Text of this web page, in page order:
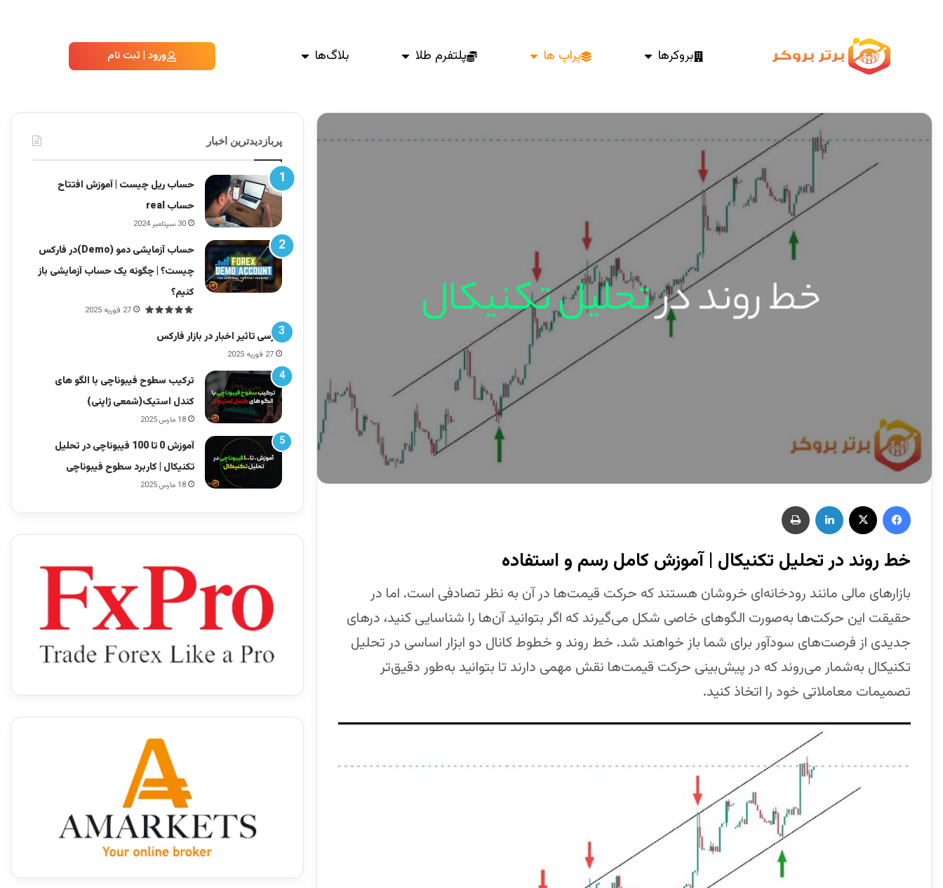
بروکرها پراپ ها پلتفرم طلا بلاگ‌ها ورود | ثبت نام
خط روند در تحلیل تکنیکال | آموزش کامل رسم و استفاده
بازارهای مالی مانند رودخانه‌ای خروشان هستند که حرکت قیمت‌ها در آن به نظر تصادفی است. اما در
حقیقت این حرکت‌ها به‌صورت الگوهای خاصی شکل می‌گیرند که اگر بتوانید آن‌ها را شناسایی کنید، درهای
جدیدی از فرصت‌های سودآور برای شما باز خواهند شد. خط روند و خطوط کانال دو ابزار اساسی در تحلیل
تکنیکال به‌شمار می‌روند که در پیش‌بینی حرکت قیمت‌ها نقش مهمی دارند تا بتوانید به‌طور دقیق‌تر
تصمیمات معاملاتی خود را اتخاذ کنید.
پربازدیدترین اخبار
حساب ریل چیست | آموزش افتتاح
حساب real
30 سپتامبر 2024
حساب آزمایشی دمو (Demo)در فارکس
چیست؟ | چگونه یک حساب آزمایشی باز
کنیم؟
27 فوریه 2025
بررسی تاثیر اخبار در بازار فارکس
27 فوریه 2025
ترکیب سطوح فیبوناچی با الگو های
کندل استیک(شمعی ژاپنی)
18 مارس 2025
آموزش 0 تا 100 فیبوناچی در تحلیل
تکنیکال | کاربرد سطوح فیبوناچی
18 مارس 2025